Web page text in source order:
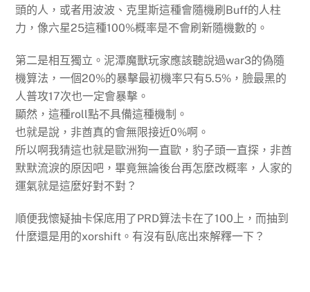
頭的人，或者用波波、克里斯這種會隨機刷Buff的人柱
力 ，像六星25這種100%概率是不會刷新隨機數的。
第二是相互獨立。泥潭魔獸玩家應該聽說過war3的偽隨
機算法，一個20%的暴擊最初機率只有5.5%，臉最黑的
人普攻17次也一定會暴擊。
顯然，這種roll點不具備這種機制。
也就是說，非酋真的會無限接近0%啊。
所以啊我猜這也就是歐洲狗一直歐，豹子頭一直探，非酋
默默流淚的原因吧，畢竟無論後台再怎麼改概率， 人家的
運氣就是這麼好對不對？
順便我懷疑抽卡保底用了PRD算法卡在了100上，而抽到
什麼還是用的xorshift。有沒有臥底出來解釋一下？